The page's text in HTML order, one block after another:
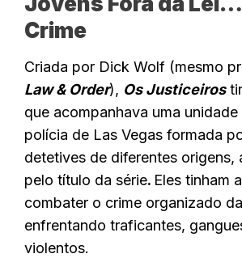
Crime
Criada por Dick Wolf (mesmo
Law & Order), Os Justiceiros
que acompanhava uma
polícia de Las Vegas formada
detetives de diferentes origens,
pelo título da série. Eles tinham
combater o crime organizado
enfrentando traficantes,
violentos.